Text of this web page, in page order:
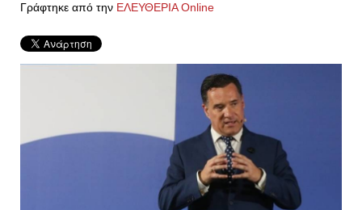
Γράφτηκε από την ΕΛΕΥΘΕΡΙΑ Online